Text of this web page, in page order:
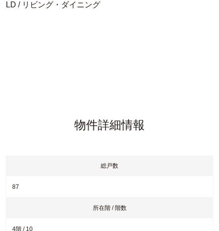
LD / リビング・ダイニング
エコヴィレッジシリーズの特徴の一つは「自然素材」で、室内に自
然素材を用いています。
ります。結露も発生しずらい特徴も備えています。
物件詳細情報
総戸数
87
所在階 / 階数
4階 / 10